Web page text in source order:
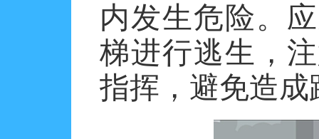
内发生危险。
梯进行逃生，
指挥，避免造成